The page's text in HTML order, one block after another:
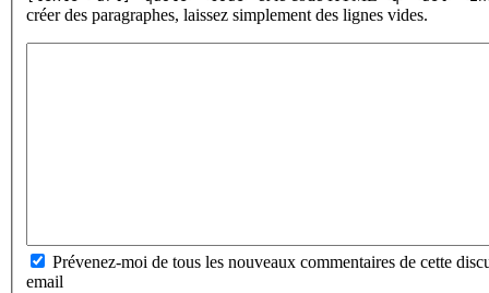
créer des paragraphes, laissez simplement des lignes vides.
Prévenez-moi de tous les nouveaux commentaires de cette
email